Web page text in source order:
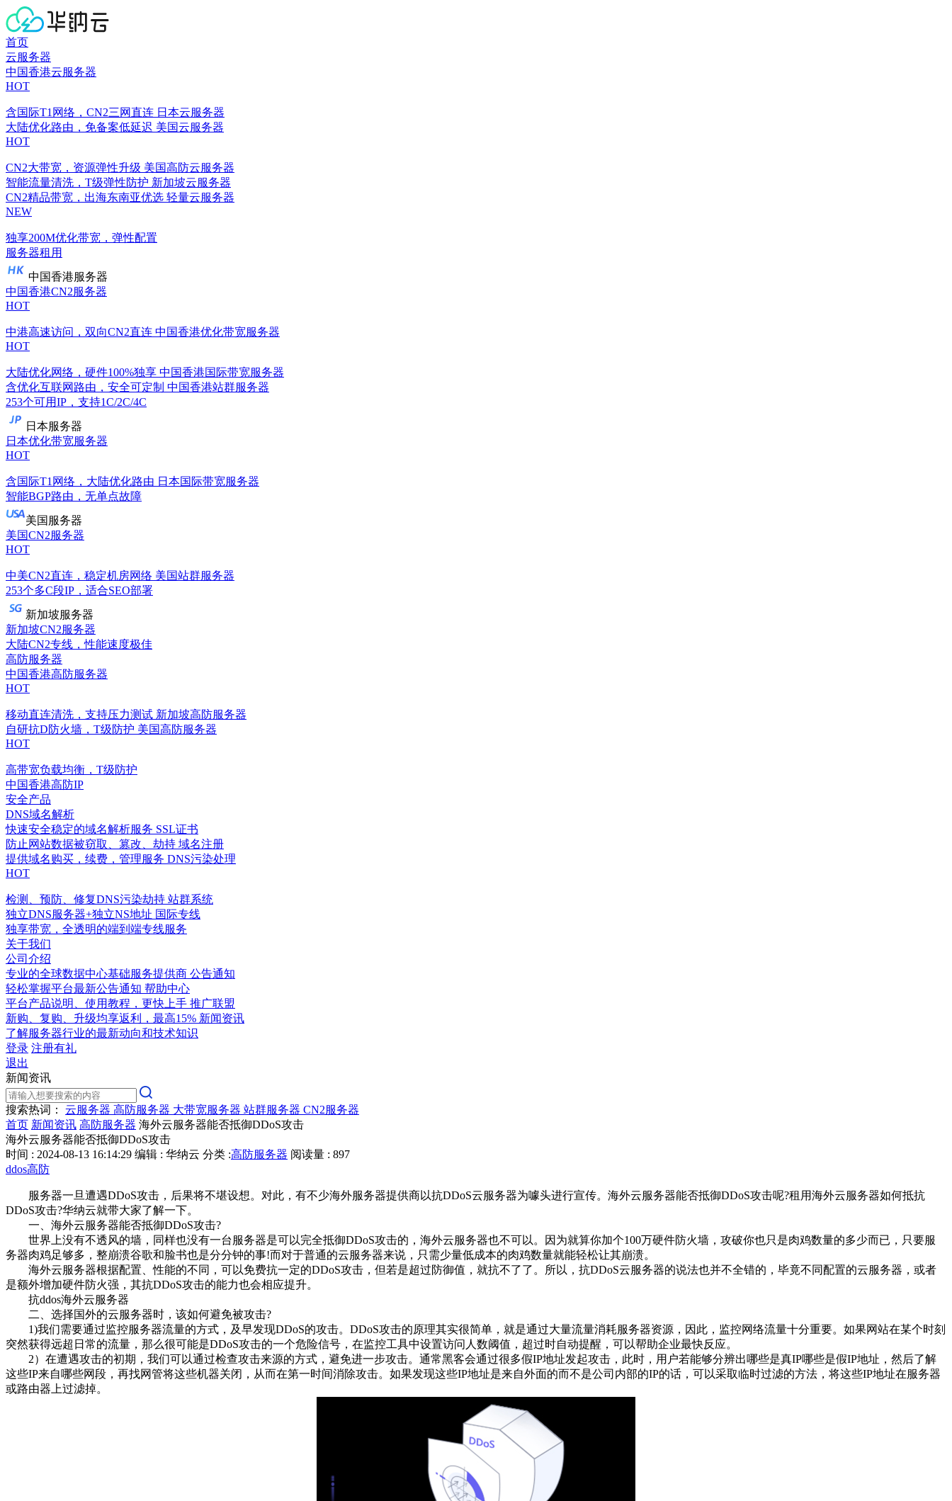
首页
云服务器
中国香港云服务器
HOT
含国际T1网络，CN2三网直连 日本云服务器
大陆优化路由，免备案低延迟 美国云服务器
HOT
CN2大带宽，资源弹性升级 美国高防云服务器
智能流量清洗，T级弹性防护 新加坡云服务器
CN2精品带宽，出海东南亚优选 轻量云服务器
NEW
独享200M优化带宽，弹性配置
服务器租用
中国香港服务器
中国香港CN2服务器
HOT
中港高速访问，双向CN2直连 中国香港优化带宽服务器
HOT
大陆优化网络，硬件100%独享 中国香港国际带宽服务器
含优化互联网路由，安全可定制 中国香港站群服务器
253个可用IP，支持1C/2C/4C
日本服务器
日本优化带宽服务器
HOT
含国际T1网络，大陆优化路由 日本国际带宽服务器
智能BGP路由，无单点故障
美国服务器
美国CN2服务器
HOT
中美CN2直连，稳定机房网络 美国站群服务器
253个多C段IP，适合SEO部署
新加坡服务器
新加坡CN2服务器
大陆CN2专线，性能速度极佳
高防服务器
中国香港高防服务器
HOT
移动直连清洗，支持压力测试 新加坡高防服务器
自研抗D防火墙，T级防护 美国高防服务器
HOT
高带宽负载均衡，T级防护
中国香港高防IP
安全产品
DNS域名解析
快速安全稳定的域名解析服务 SSL证书
防止网站数据被窃取、篡改、劫持 域名注册
提供域名购买，续费，管理服务 DNS污染处理
HOT
检测、预防、修复DNS污染劫持 站群系统
独立DNS服务器+独立NS地址 国际专线
独享带宽，全透明的端到端专线服务
关于我们
公司介绍
专业的全球数据中心基础服务提供商 公告通知
轻松掌握平台最新公告通知 帮助中心
平台产品说明、使用教程，更快上手 推广联盟
新购、复购、升级均享返利，最高15% 新闻资讯
了解服务器行业的最新动向和技术知识
登录 注册有礼
退出
新闻资讯
搜索热词： 云服务器 高防服务器 大带宽服务器 站群服务器 CN2服务器
首页 新闻资讯 高防服务器 海外云服务器能否抵御DDoS攻击
海外云服务器能否抵御DDoS攻击
时间 : 2024-08-13 16:14:29 编辑 : 华纳云 分类 :高防服务器 阅读量 : 897
ddos高防
服务器一旦遭遇DDoS攻击，后果将不堪设想。对此，有不少海外服务器提供商以抗DDoS云服务器为噱头进行宣传。海外云服务器能否抵御DDoS攻击呢?租用海外云服务器如何抵抗
DDoS攻击?华纳云就带大家了解一下。
一、海外云服务器能否抵御DDoS攻击?
世界上没有不透风的墙，同样也没有一台服务器是可以完全抵御DDoS攻击的，海外云服务器也不可以。因为就算你加个100万硬件防火墙，攻破你也只是肉鸡数量的多少而已，只要服
务器肉鸡足够多，整崩溃谷歌和脸书也是分分钟的事!而对于普通的云服务器来说，只需少量低成本的肉鸡数量就能轻松让其崩溃。
海外云服务器根据配置、性能的不同，可以免费抗一定的DDoS攻击，但若是超过防御值，就抗不了了。所以，抗DDoS云服务器的说法也并不全错的，毕竟不同配置的云服务器，或者
是额外增加硬件防火强，其抗DDoS攻击的能力也会相应提升。
抗ddos海外云服务器
二、选择国外的云服务器时，该如何避免被攻击?
1)我们需要通过监控服务器流量的方式，及早发现DDoS的攻击。DDoS攻击的原理其实很简单，就是通过大量流量消耗服务器资源，因此，监控网络流量十分重要。如果网站在某个时刻
突然获得远超日常的流量，那么很可能是DDoS攻击的一个危险信号，在监控工具中设置访问人数阈值，超过时自动提醒，可以帮助企业最快反应。
2）在遭遇攻击的初期，我们可以通过检查攻击来源的方式，避免进一步攻击。通常黑客会通过很多假IP地址发起攻击，此时，用户若能够分辨出哪些是真IP哪些是假IP地址，然后了解
这些IP来自哪些网段，再找网管将这些机器关闭，从而在第一时间消除攻击。如果发现这些IP地址是来自外面的而不是公司内部的IP的话，可以采取临时过滤的方法，将这些IP地址在服务器
或路由器上过滤掉。